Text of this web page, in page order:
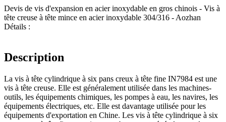
Devis de vis d'expansion en acier inoxydable en gros chinois - Vis à
tête creuse à tête mince en acier inoxydable 304/316 - Aozhan
Détails :
Description
La vis à tête cylindrique à six pans creux à tête fine IN7984 est une
vis à tête creuse. Elle est généralement utilisée dans les machines-
outils, les équipements chimiques, les pompes à eau, les navires, les
équipements électriques, etc. Elle est davantage utilisée pour les
équipements d'exportation en Chine. Les vis à tête cylindrique à six